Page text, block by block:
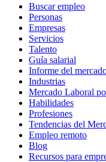
Buscar empleo
Personas
Empresas
Servicios
Talento
Guía salarial
Informe del
Industrias
Mercado Laboral
Habilidades
Profesiones
Tendencias del
Empleo remoto
Blog
Recursos para